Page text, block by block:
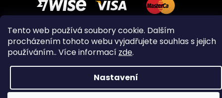
Tento web používá soubory cookie. Dalším
procházením tohoto webu vyjadřujete souhlas s jejich
používáním.. Více informací zde.
Nastavení
Copyright 2026PeltramMinerals. Všechna práva
vyhrazena.